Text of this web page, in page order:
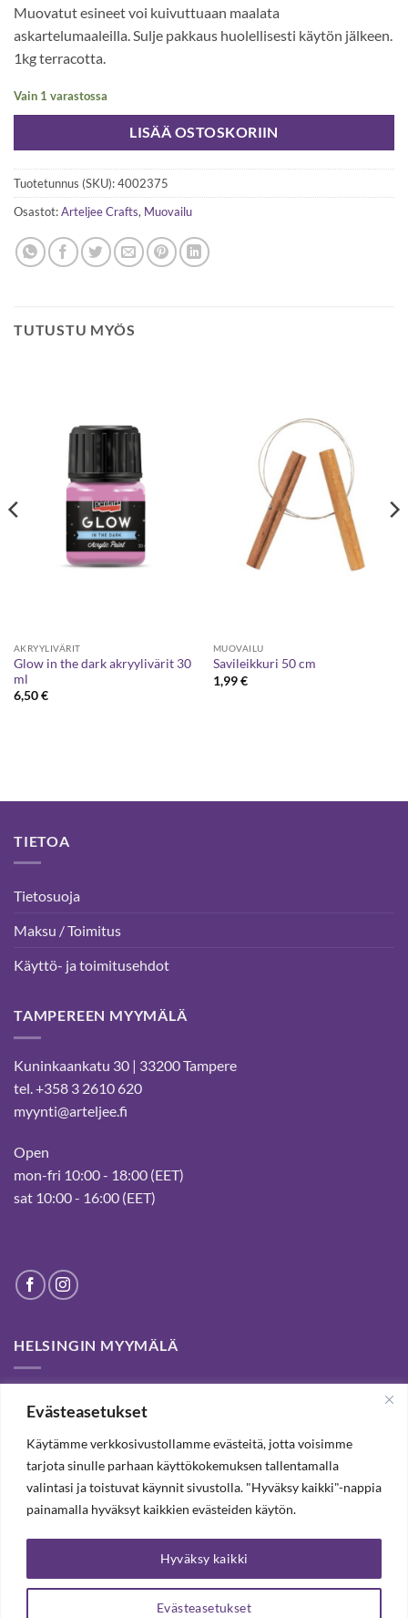
Evästeasetukset
Käytämme verkkosivustollamme evästeitä, jotta voisimme
tarjota sinulle parhaan käyttökokemuksen tallentamalla
valintasi ja toistuvat käynnit sivustolla. "Hyväksy kaikki"-nappia
painamalla hyväksyt kaikkien evästeiden käytön.
Evästeasetukset
Hyväksy kaikki
Muovatut esineet voi kuivuttuaan maalata
askartelumaaleilla. Sulje pakkaus huolellisesti käytön jälkeen.
1kg terracotta.
Vain 1 varastossa
LISÄÄ OSTOSKORIIN
Tuotetunnus (SKU):4002375
Osastot:Arteljee Crafts, Muovailu
TUTUSTU MYÖS
AKRYYLIVÄRIT
Glow in the dark akryylivärit 30
ml
6,50€
MUOVAILU
Savileikkuri 50 cm
1,99€
TIETOA
Tietosuoja
Maksu / Toimitus
Käyttö- ja toimitusehdot
TAMPEREEN MYYMÄLÄ
Kuninkaankatu 30 | 33200 Tampere
tel. +358 3 2610 620
myynti@arteljee.fi
Open
mon-fri 10:00 - 18:00 (EET)
sat 10:00 - 16:00 (EET)
HELSINGIN MYYMÄLÄ
customers for passed years and welcome you to our Tampere
shop and webstore.
TILAA UUTISKIRJE, SAAT 20% ALENNUKSEN
TILAA UUTISKIRJEEMME